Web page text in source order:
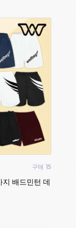
구매 57
배드민턴라켓